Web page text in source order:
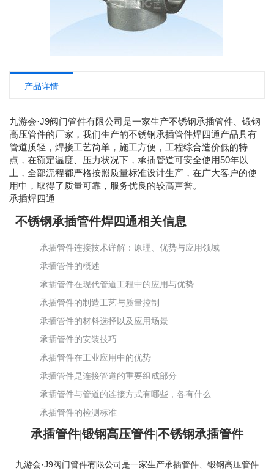
产品详情
九游会·J9阀门管件有限公司是一家生产不锈钢承插管件、锻钢
高压管件的厂家，我们生产的不锈钢承插管件焊四通产品具有
管道质轻，焊接工艺简单，施工方便，工程综合造价低的特
点，在额定温度、压力状况下，承插管道可安全使用50年以
上，全部流程都严格按照质量标准设计生产，在广大客户的使
用中，取得了质量可靠，服务优良的较高声誉。
承插焊四通
不锈钢承插管件焊四通相关信息
承插管件连接技术详解：原理、优势与应用领域
承插管件的概述
承插管件在现代管道工程中的应用与优势
承插管件的制造工艺与质量控制
承插管件的材料选择以及应用场景
承插管件的安装技巧
承插管件在工业应用中的优势
承插管件是连接管道的重要组成部分
承插管件与管道的连接方式有哪些，各有什么特点和适用场景？
承插管件的检测标准
承插管件|锻钢高压管件|不锈钢承插管件
九游会·J9阀门管件有限公司是一家生产承插管件、 锻钢高压管件